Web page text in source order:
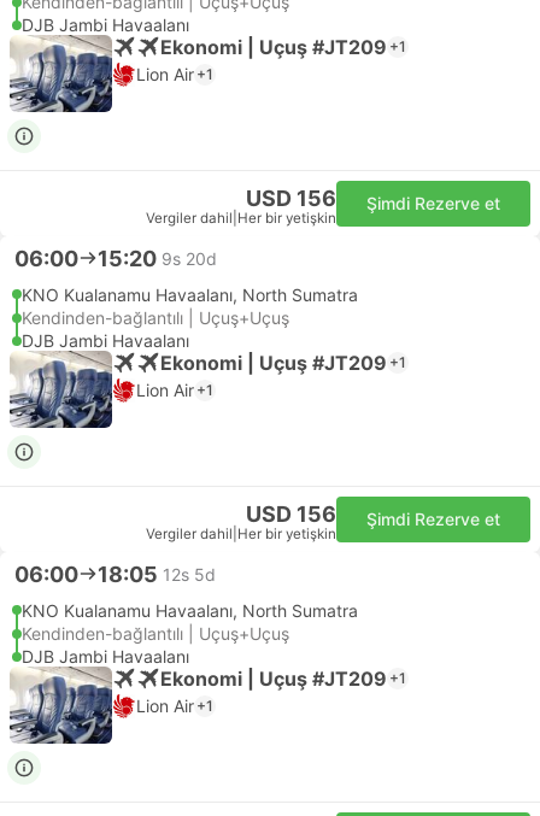
DJB Jambi Havaalanı
Ekonomi | Uçuş #JT209 +1
Lion Air +1
USD 156
Vergiler dahil Her bir yetişkin
Şimdi Rezerve et
06:00 15:20 9s 20d
KNO Kualanamu Havaalanı, North Sumatra
Kendinden-bağlantılı | Uçuş+Uçuş
DJB Jambi Havaalanı
Ekonomi | Uçuş #JT209 +1
Lion Air +1
USD 156
Vergiler dahil Her bir yetişkin
Şimdi Rezerve et
06:00 18:05 12s 5d
KNO Kualanamu Havaalanı, North Sumatra
Kendinden-bağlantılı | Uçuş+Uçuş
DJB Jambi Havaalanı
Ekonomi | Uçuş #JT209 +1
Lion Air +1